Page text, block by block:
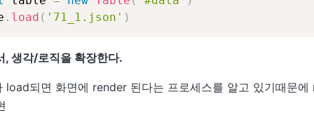
. load ( '71_1.json' )
, 생각/로직을 확장한다.
load되면 화면에 render 된다는 프로세스를 알고 있기때문에